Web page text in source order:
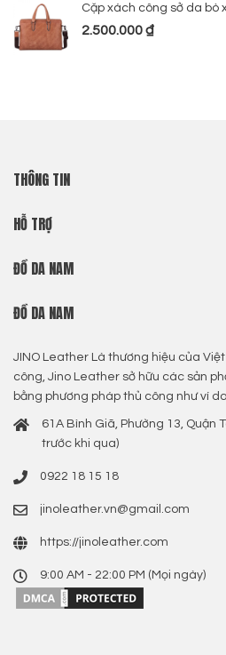
Cặp xách công sở da bò
2.500.000₫
THÔNG TIN
HỖ TRỢ
ĐỒ DA NAM
ĐỒ DA NAM
JINO Leather Là thương hiệu của
công, Jino Leather sở hữu các sản
bằng phương pháp thủ công như ví
61A Bình Giã, Phường 13, Quận
trước khi qua)
0922 18 15 18
jinoleather.vn@gmail.com
https://jinoleather.com
9:00 AM - 22:00 PM (Mọi ngày)